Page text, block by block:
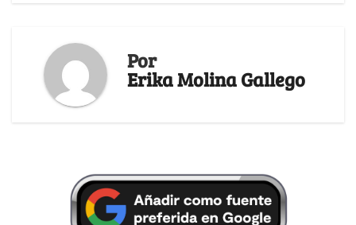
Por
Erika Molina Gallego